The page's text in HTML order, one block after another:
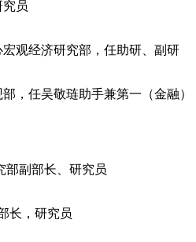
究员
宏观经济研究部，任助研、副研
，任吴敬琏助手兼第一（金融）
部副部长、研究员
长，研究员